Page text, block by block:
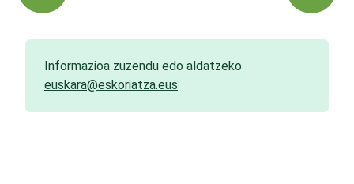
Informazioa zuzendu edo aldatzeko
euskara@eskoriatza.eus